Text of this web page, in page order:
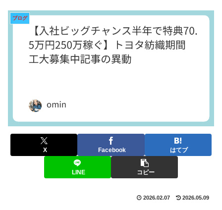
ブログ
X Facebook はてブ
LINE コピー
2026.02.07 2026.05.09